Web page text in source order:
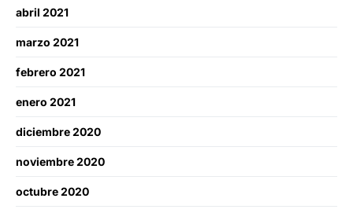
abril 2021
marzo 2021
febrero 2021
enero 2021
diciembre 2020
noviembre 2020
octubre 2020